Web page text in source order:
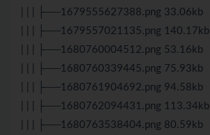
| | | ├──1679555627388.png 33.06kb
| | | ├──1679557021135.png 140.17kb
| | | ├──1680760004512.png 53.16kb
| | | ├──1680760339445.png 75.93kb
| | | ├──1680761904692.png 94.58kb
| | | ├──1680762094431.png 113.34kb
| | | ├──1680763538404.png 80.59kb